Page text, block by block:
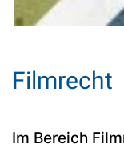
Filmrecht
Im Bereich